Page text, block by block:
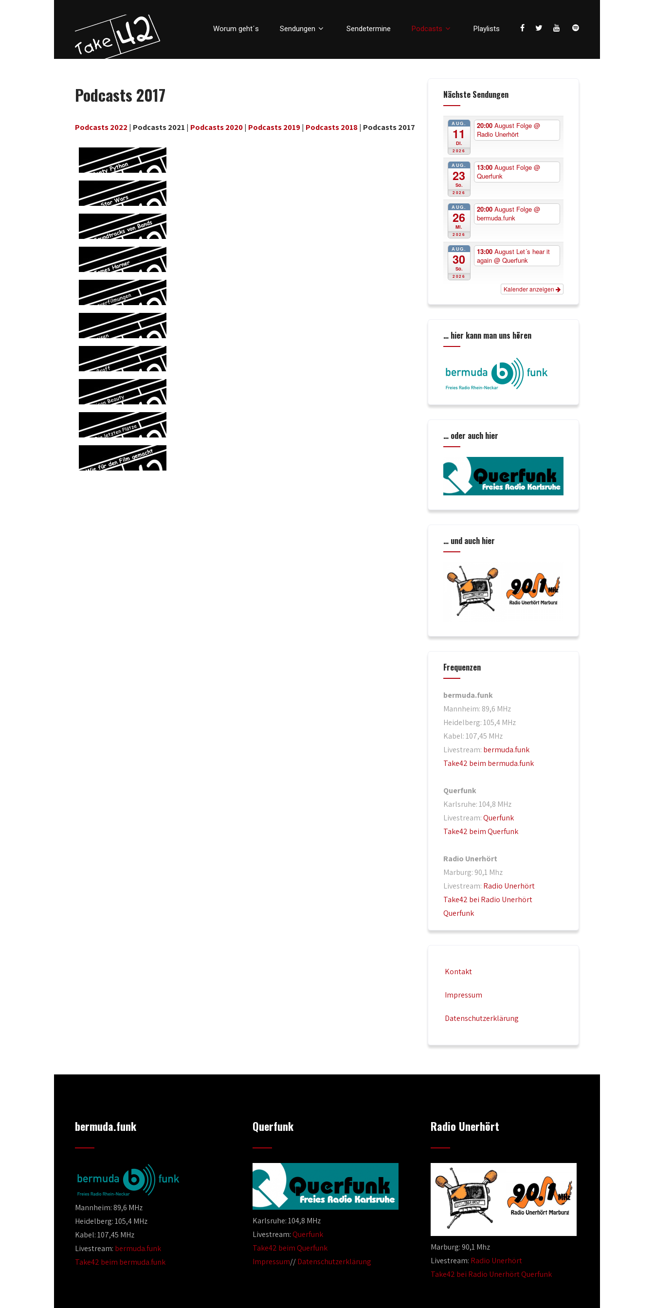
Worum geht´s Sendungen Sendetermine Podcasts Playlists
Podcasts 2017
Podcasts 2022 | Podcasts 2021 | Podcasts 2020| Podcasts 2019| Podcasts 2018| Podcasts 2017
Nächste Sendungen
AUG.
11
Di.
2026
20:00 August Folge @
Radio Unerhört
AUG.
23
So.
2026
13:00 August Folge @
Querfunk
AUG.
26
Mi.
2026
20:00 August Folge @
bermuda.funk
AUG.
30
So.
2026
13:00 August Let´s hear it
again @ Querfunk
Kalender anzeigen
… hier kann man uns hören
… oder auch hier
… und auch hier
Frequenzen
bermuda.funk
Mannheim: 89,6 MHz
Heidelberg: 105,4 MHz
Kabel: 107,45 MHz
Livestream: bermuda.funk
Take42 beim bermuda.funk
Querfunk
Karlsruhe: 104,8 MHz
Livestream:Querfunk
Take42 beim Querfunk
Radio Unerhört
Marburg: 90,1 Mhz
Livestream: Radio Unerhört
Take42 bei Radio Unerhört
Querfunk
Kontakt
Impressum
Datenschutzerklärung
bermuda.funk
Mannheim: 89,6 MHz
Heidelberg: 105,4 MHz
Kabel: 107,45 MHz
Livestream: bermuda.funk
Take42 beim bermuda.funk
Querfunk
Karlsruhe: 104,8 MHz
Livestream:Querfunk
Take42 beim Querfunk
Impressum//Datenschutzerklärung
Radio Unerhört
Marburg: 90,1 Mhz
Livestream: Radio Unerhört
Take42 bei Radio Unerhört Querfunk